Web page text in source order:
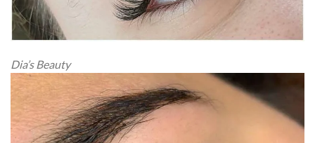
Dia’s Beauty